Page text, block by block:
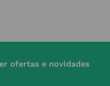
ofertas e novidades